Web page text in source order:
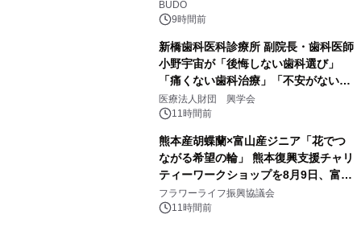
BUDO
9時間前
新橋歯科医科診療所 副院長・歯科医師
小野宇宙が「後悔しない歯科選び」
「痛くない歯科治療」「不安がない治
療計画」をテーマに専門監修
医療法人財団 興学会
11時間前
熊本産胡蝶蘭×富山産ジニア「花でつ
ながる希望の輪」 熊本復興支援チャリ
ティーワークショップを8月9日、富
山・射水で開催
フラワーライフ振興協議会
11時間前